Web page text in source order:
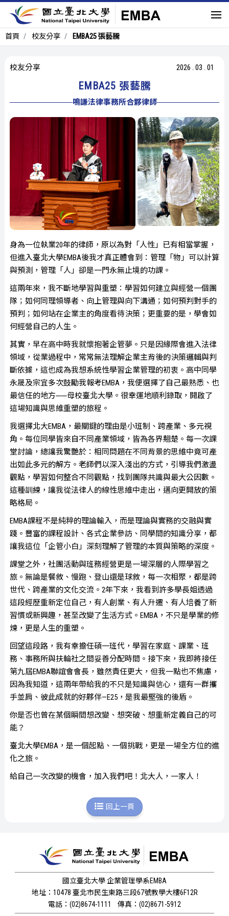
首頁 校友分享 EMBA25 張藝騰
校友分享 2026 .03 .01
EMBA25 張藝騰
鳴謙法律事務所合夥律師
身為一位執業20年的律師，原以為對「人性」已有相當掌握，
但進入臺北大學EMBA後我才真正體會到：管理「物」可以計算
與預測，管理「人」卻是一門永無止境的功課。
這兩年來，我不斷地學習與重塑：學習如何建立與經營一個團
隊；如何同理領導者、向上管理與向下溝通；如何預判對手的
預判；如何站在企業主的角度看待決策；更重要的是，學會如
何經營自己的人生。
其實，早在高中時我就懷抱著企管夢。只是因緣際會進入法律
領域，從業過程中，常常無法理解企業主背後的決策邏輯與判
斷依據，這也成為我想系統性學習企業管理的初衷。高中同學
永晟及宗宜多次鼓勵我報考EMBA，我便選擇了自己最熟悉、也
最信任的地方──母校臺北大學。很幸運地順利錄取，開啟了
這場知識與思維重塑的旅程。
我選擇北大EMBA，最關鍵的理由是小班制、跨產業、多元視
角。每位同學皆來自不同產業領域，皆為各界翹楚。每一次課
堂討論，總讓我驚艷於：相同問題在不同背景的思維中竟可產
出如此多元的解方。老師們以深入淺出的方式，引導我們激盪
觀點，學習如何整合不同觀點，找到團隊共識與最大公因數。
這種訓練，讓我從法律人的線性思維中走出，邁向更開放的策
略格局。
EMBA課程不是純粹的理論輸入，而是理論與實務的交融與實
踐。豐富的課程設計、各式企業參訪、同學間的知識分享，都
讓我這位「企管小白」深刻理解了管理的本質與策略的深度。
課堂之外，社團活動與班務經營更是一場深層的人際學習之
旅。無論是餐敘、慢跑、登山還是球敘，每一次相聚，都是跨
世代、跨產業的文化交流。2年下來，我看到許多學長姐透過
這段經歷重新定位自己，有人創業、有人升遷、有人培養了新
習慣或新興趣，甚至改變了生活方式。EMBA，不只是學業的修
煉，更是人生的重塑。
回望這段路，我有幸擔任碩一班代，學習在家庭、課業、班
務、事務所與扶輪社之間妥善分配時間。接下來，我即將接任
第九屆EMBA聯誼會會長，雖然責任更大，但我一點也不焦慮，
因為我知道，這兩年帶給我的不只是知識與信心，還有一群攜
手並肩、彼此成就的好夥伴—E25，是我最堅強的後盾。
你是否也曾在某個瞬間想改變、想突破、想重新定義自己的可
能？
臺北大學EMBA，是一個起點、一個挑戰，更是一場全方位的進
化之旅。
給自己一次改變的機會，加入我們吧！北大人，一家人！
回上一頁
國立臺北大學 企業管理學系EMBA
地址：10478 臺北市民生東路三段67號教學大樓6F12R
電話：(02)8674-1111
傳真：(02)8671-5912